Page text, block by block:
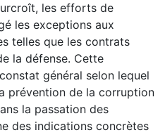
les efforts de
les exceptions aux
telles que les contrats
la défense. Cette
général selon lequel
prévention de la corruption
la passation des
des indications concrètes